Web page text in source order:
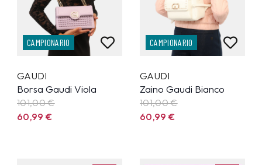
CAMPIONARIO
GAUDI
Borsa Gaudi Viola
101,00 €
60,99€
CAMPIONARIO
GAUDI
Zaino Gaudi Bianco
101,00 €
60,99€